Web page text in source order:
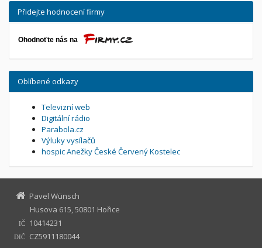
Přidejte hodnocení firmy
Oblíbené odkazy
Televizní web
Digitální rádio
Parabola.cz
Výluky vysílačů
hospic Anežky České Červený Kostelec
Pavel Wünsch
Husova 615, 50801 Hořice
IČ 10414231
DIČ
CZ5911180044